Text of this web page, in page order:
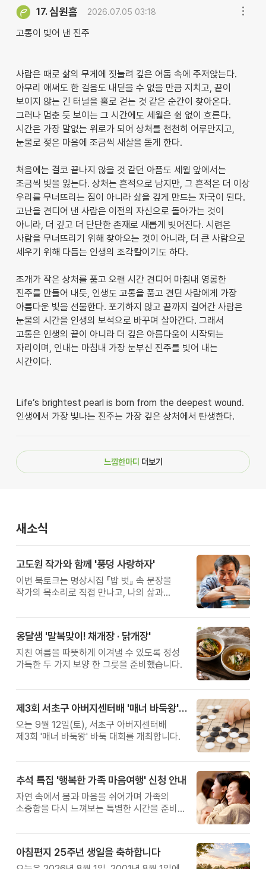
17.심원흠 2026.07.05 03:18
고통이 빚어 낸 진주
사람은 때로 삶의 무게에 짓눌려 깊은 어둠 속에 주저앉는다.
아무리 애써도 한 걸음도 내딛을 수 없을 만큼 지치고, 끝이
보이지 않는 긴 터널을 홀로 걷는 것 같은 순간이 찾아온다.
그러나 멈춘 듯 보이는 그 시간에도 세월은 쉼 없이 흐른다.
시간은 가장 말없는 위로가 되어 상처를 천천히 어루만지고,
눈물로 젖은 마음에 조금씩 새살을 돋게 한다.
처음에는 결코 끝나지 않을 것 같던 아픔도 세월 앞에서는
조금씩 빛을 잃는다. 상처는 흔적으로 남지만, 그 흔적은 더 이상
우리를 무너뜨리는 짐이 아니라 삶을 깊게 만드는 자국이 된다.
고난을 견디어 낸 사람은 이전의 자신으로 돌아가는 것이
아니라, 더 깊고 더 단단한 존재로 새롭게 빚어진다. 시련은
사람을 무너뜨리기 위해 찾아오는 것이 아니라, 더 큰 사람으로
세우기 위해 다듬는 인생의 조각칼이기도 하다.
조개가 작은 상처를 품고 오랜 시간 견디어 마침내 영롱한
진주를 만들어 내듯, 인생도 고통을 품고 견딘 사람에게 가장
아름다운 빛을 선물한다. 포기하지 않고 끝까지 걸어간 사람은
눈물의 시간을 인생의 보석으로 바꾸며 살아간다. 그래서
고통은 인생의 끝이 아니라 더 깊은 아름다움이 시작되는
자리이며, 인내는 마침내 가장 눈부신 진주를 빚어 내는
시간이다.
Life’s brightest pearl is born from the deepest wound.
인생에서 가장 빛나는 진주는 가장 깊은 상처에서 탄생한다.
느낌한마디 더보기
새소식
고도원 작가와 함께 '풍덩 사랑하자'
이번 북토크는 명상시집 『밥 벗』 속 문장을
작가의 목소리로 직접 만나고, 나의 삶과
옹달샘 '말복맞이! 채개장 · 닭개장'
지친 여름을 따뜻하게 이겨낼 수 있도록 정성
가득한 두 가지 보양 한 그릇을 준비했습니다.
제3회 서초구 아버지센터배 '매너 바둑왕' 대회
오는 9월 12일(토), 서초구 아버지센터배
제3회 '매너 바둑왕' 바둑 대회를 개최합니다.
추석 특집 '행복한 가족 마음여행' 신청 안내
자연 속에서 몸과 마음을 쉬어가며 가족의
소중함을 다시 느껴보는 특별한 시간을 준비해
아침편지 25주년 생일을 축하합니다